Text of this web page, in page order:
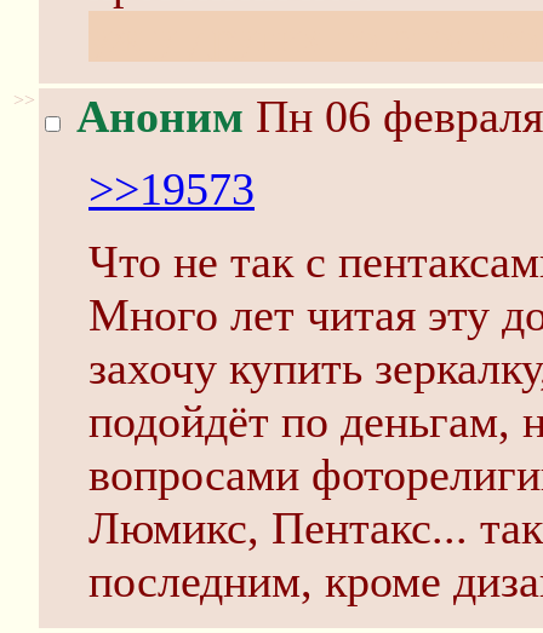
>> Аноним Пн 06
>>19573
Что не так с
Много лет читая эту
захочу купить
подойдёт по деньгам,
вопросами
Люмикс, Пентакс...
последним, кроме